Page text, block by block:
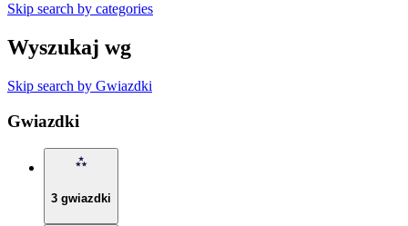
Skip search by categories
Wyszukaj wg
Skip search by Gwiazdki
Gwiazdki
3 gwiazdki